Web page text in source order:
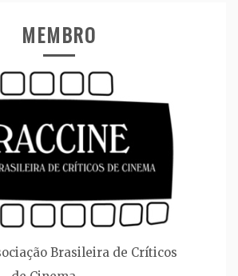
MEMBRO
Brasileira de Críticos